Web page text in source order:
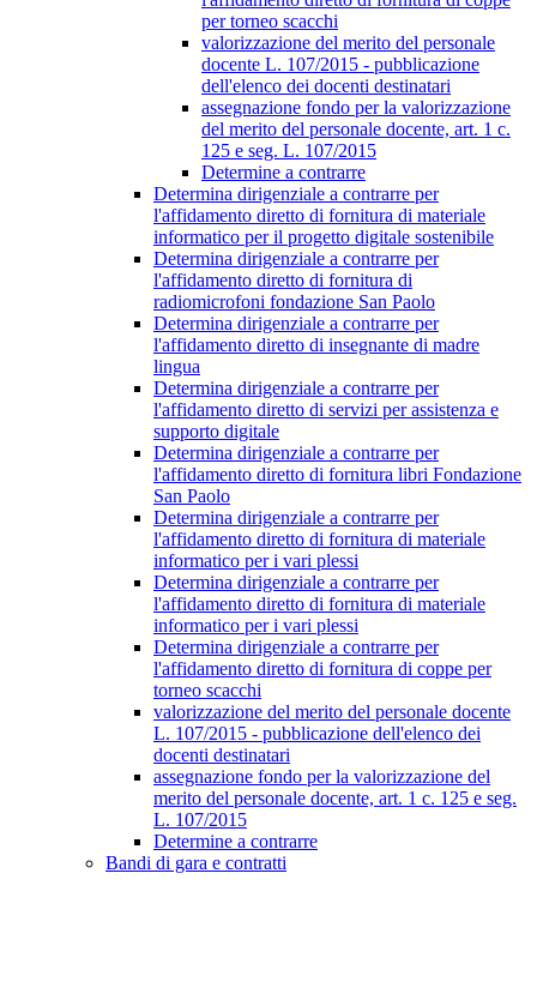
per torneo scacchi
valorizzazione del merito del personale
docente L. 107/2015 - pubblicazione
dell'elenco dei docenti destinatari
assegnazione fondo per la valorizzazione
del merito del personale docente, art. 1 c.
125 e seg. L. 107/2015
Determine a contrarre
Determina dirigenziale a contrarre per
l'affidamento diretto di fornitura di materiale
informatico per il progetto digitale sostenibile
Determina dirigenziale a contrarre per
l'affidamento diretto di fornitura di
radiomicrofoni fondazione San Paolo
Determina dirigenziale a contrarre per
l'affidamento diretto di insegnante di madre
lingua
Determina dirigenziale a contrarre per
l'affidamento diretto di servizi per assistenza e
supporto digitale
Determina dirigenziale a contrarre per
l'affidamento diretto di fornitura libri Fondazione
San Paolo
Determina dirigenziale a contrarre per
l'affidamento diretto di fornitura di materiale
informatico per i vari plessi
Determina dirigenziale a contrarre per
l'affidamento diretto di fornitura di materiale
informatico per i vari plessi
Determina dirigenziale a contrarre per
l'affidamento diretto di fornitura di coppe per
torneo scacchi
valorizzazione del merito del personale docente
L. 107/2015 - pubblicazione dell'elenco dei
docenti destinatari
assegnazione fondo per la valorizzazione del
merito del personale docente, art. 1 c. 125 e seg.
L. 107/2015
Determine a contrarre
Bandi di gara e contratti